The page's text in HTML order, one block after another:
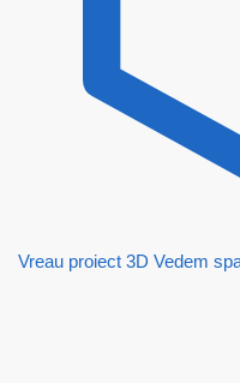
Vreau proiect 3D Vedem